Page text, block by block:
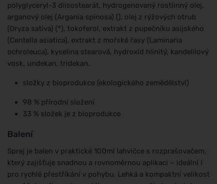
polyglyceryl-3 diisostearát, hydrogenovaný rostlinný olej,
arganový olej (Argania spinosa) (), olej z rýžových otrub
(Oryza sativa) (*), tokoferol, extrakt z pupečníku asijského
(Centella asiatica), extrakt z mořské řasy (Laminaria
ochroleuca), kyselina stearová, hydroxid hlinitý, kandelilový
vosk, undekan, tridekan.
složky z bioprodukce (ekologického zemědělství)
98 % přírodní složení
33 % složek je z bioprodukce
Balení
Sprej je balen v praktické 100ml lahvičce s rozprašovačem,
který zajišťuje snadnou a rovnoměrnou aplikaci – ideální i
pro rychlé přestříkání v pohybu. Lehká a kompaktní velikost